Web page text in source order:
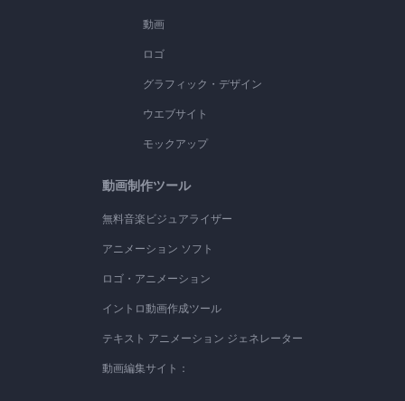
動画
ロゴ
グラフィック・デザイン
ウエブサイト
モックアップ
動画制作ツール
無料音楽ビジュアライザー
アニメーション ソフト
ロゴ・アニメーション
イントロ動画作成ツール
テキスト アニメーション ジェネレーター
動画編集サイト：